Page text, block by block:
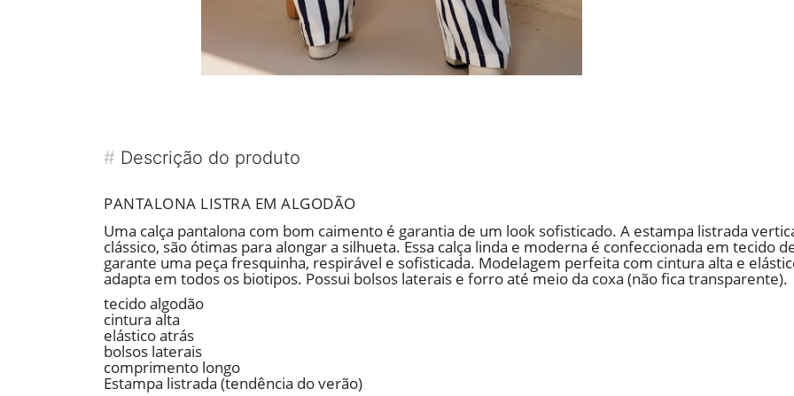
# Descrição do produto
PANTALONA LISTRA EM ALGODÃO
Uma calça pantalona com bom caimento é garantia de um look sofisticado. A estampa listrada
clássico, são ótimas para alongar a silhueta. Essa calça linda e moderna é confeccionada em tecido
garante uma peça fresquinha, respirável e sofisticada. Modelagem perfeita com cintura alta e
adapta em todos os biotipos. Possui bolsos laterais e forro até meio da coxa (não fica transparente).
tecido algodão
cintura alta
elástico atrás
bolsos laterais
comprimento longo
Estampa listrada (tendência do verão)